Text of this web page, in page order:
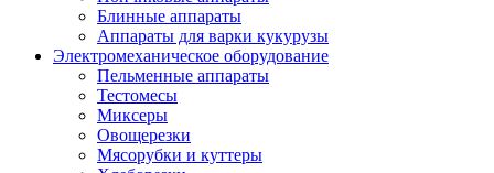
Блинные аппараты
Аппараты для варки кукурузы
Электромеханическое оборудование
Пельменные аппараты
Тестомесы
Миксеры
Овощерезки
Мясорубки и куттеры